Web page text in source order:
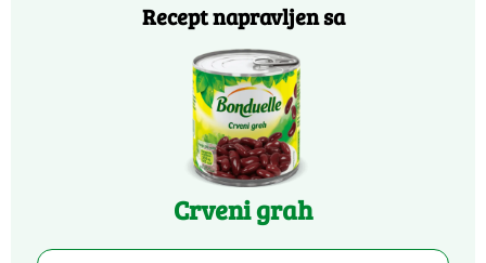
Recept napravljen sa
Crveni grah